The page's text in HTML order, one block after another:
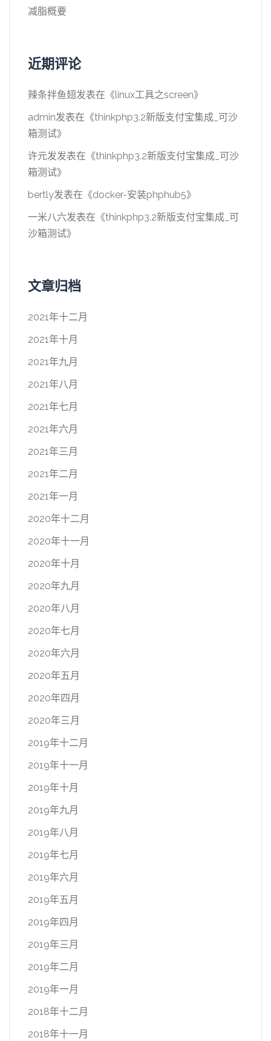
减脂概要
近期评论
辣条拌鱼翅发表在《linux工具之screen》
admin发表在《thinkphp3.2新版支付宝集成_可沙
箱测试》
许元发发表在《thinkphp3.2新版支付宝集成_可沙
箱测试》
bertly发表在《docker-安装phphub5》
一米八六发表在《thinkphp3.2新版支付宝集成_可
沙箱测试》
文章归档
2021年十二月
2021年十月
2021年九月
2021年八月
2021年七月
2021年六月
2021年三月
2021年二月
2021年一月
2020年十二月
2020年十一月
2020年十月
2020年九月
2020年八月
2020年七月
2020年六月
2020年五月
2020年四月
2020年三月
2019年十二月
2019年十一月
2019年十月
2019年九月
2019年八月
2019年七月
2019年六月
2019年五月
2019年四月
2019年三月
2019年二月
2019年一月
2018年十二月
2018年十一月